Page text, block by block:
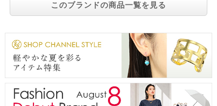
このブランドの商品一覧を見る